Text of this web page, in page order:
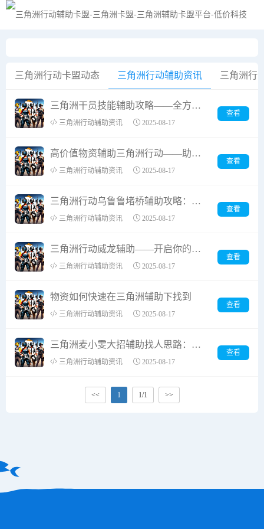
黑夜模式
三角洲行动卡盟动态 三角洲行动辅助资讯 三角洲行
三角洲干员技能辅助攻略——全方位提升战斗效率的秘密武器
三角洲行动辅助资讯 2025-08-17
查看
高价值物资辅助三角洲行动——助力区域发展新篇章
三角洲行动辅助资讯 2025-08-17
查看
三角洲行动乌鲁鲁堵桥辅助攻略：全方位制胜指南，助你轻松通关
三角洲行动辅助资讯 2025-08-17
查看
三角洲行动威龙辅助——开启你的战斗新篇章
三角洲行动辅助资讯 2025-08-17
查看
物资如何快速在三角洲辅助下找到
三角洲行动辅助资讯 2025-08-17
查看
三角洲麦小雯大招辅助找人思路：掌握快速精准的“秘籍”
三角洲行动辅助资讯 2025-08-17
查看
<< 1 1/1 >>